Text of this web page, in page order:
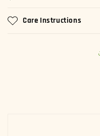
Care Instructions